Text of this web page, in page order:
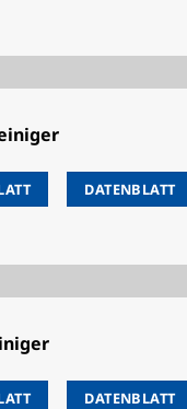
DATENBLATT
DATENBLATT